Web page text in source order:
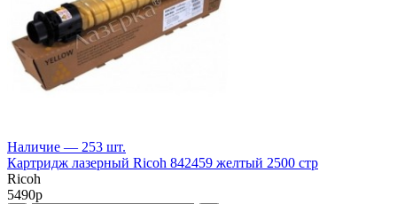
Наличие — 253 шт.
Картридж лазерный Ricoh 842459 желтый 2500 стр
Ricoh
5490р